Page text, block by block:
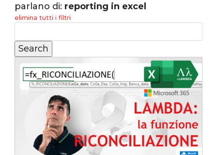
parlano di: reporting in excel
elimina tutti i filtri